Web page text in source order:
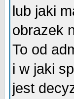
lub jaki
obrazek
To od
i w jaki
jest